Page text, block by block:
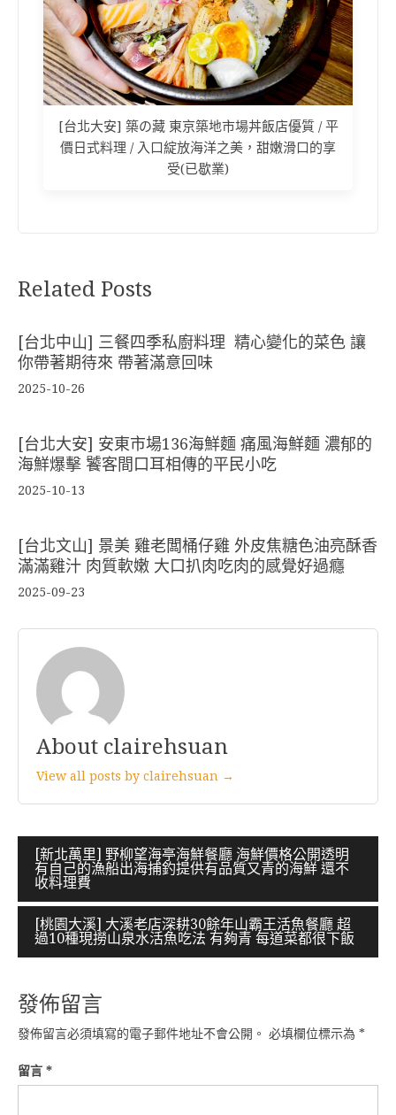
[台北大安] 築の藏 東京築地市場丼飯店優質 / 平
價日式料理 / 入口綻放海洋之美，甜嫩滑口的享
受(已歇業)
Related Posts
[台北中山] 三餐四季私廚料理 精心變化的菜色 讓
你帶著期待來 帶著滿意回味
2025-10-26
[台北大安] 安東市場136海鮮麵 痛風海鮮麵 濃郁的
海鮮爆擊 饕客間口耳相傳的平民小吃
2025-10-13
[台北文山] 景美 雞老闆桶仔雞 外皮焦糖色油亮酥香
滿滿雞汁 肉質軟嫩 大口扒肉吃肉的感覺好過癮
2025-09-23
About clairehsuan
View all posts by clairehsuan →
文
章
導
覽
[新北萬里] 野柳望海亭海鮮餐廳 海鮮價格公開透明
有自己的漁船出海捕釣提供有品質又青的海鮮 還不
收料理費
[桃園大溪] 大溪老店深耕30餘年山霸王活魚餐廳 超
過10種現撈山泉水活魚吃法 有夠青 每道菜都很下飯
發佈留言
發佈留言必須填寫的電子郵件地址不會公開。 必填欄位標示為 *
留言 *